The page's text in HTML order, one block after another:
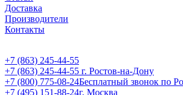
Доставка
Производители
Контакты
+7 (863) 245-44-55
+7 (863) 245-44-55 г. Ростов-на-Дону
+7 (800) 775-08-24Бесплатный звонок по
+7 (495) 151-88-24г. Москва